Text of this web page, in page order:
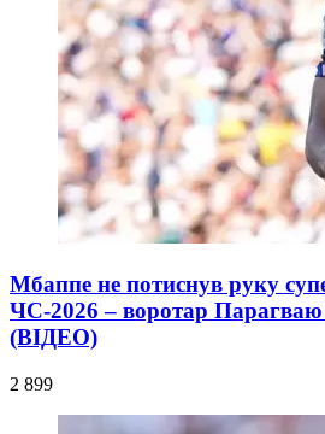
Мбаппе не потиснув руку
ЧС-2026 – воротар Парагваю
(ВІДЕО)
2 899